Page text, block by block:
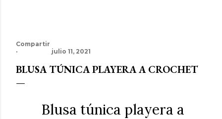
Compartir
julio 11, 2021
BLUSA TÚNICA PLAYERA A CROCHET
Blusa túnica playera a